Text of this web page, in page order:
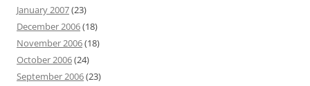
January 2007(23)
December 2006(18)
November 2006(18)
October 2006(24)
September 2006(23)